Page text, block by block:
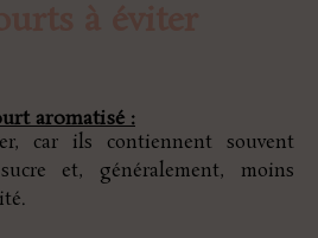
aromatisé :
car ils contiennent souvent
et, généralement, moins